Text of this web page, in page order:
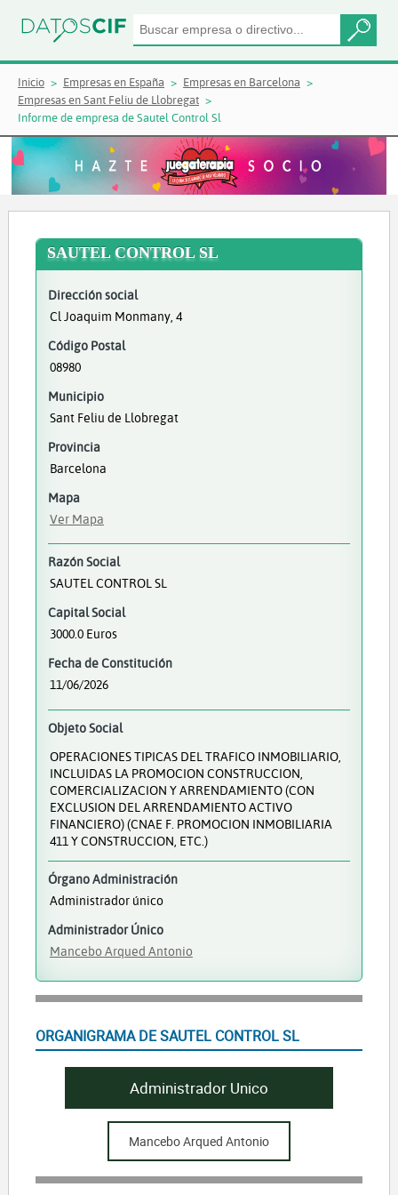
Inicio Empresas en España
Empresas en Barcelona
Empresas en Sant Feliu de Llobregat
Informe de empresa de Sautel Control Sl
SAUTEL CONTROL SL
Dirección social
Cl Joaquim Monmany, 4
Código Postal
08980
Municipio
Sant Feliu de Llobregat
Provincia
Barcelona
Mapa
Ver Mapa
Razón Social
SAUTEL CONTROL SL
Capital Social
3000.0 Euros
Fecha de Constitución
11/06/2026
Objeto Social
OPERACIONES TIPICAS DEL TRAFICO INMOBILIARIO,
INCLUIDAS LA PROMOCION CONSTRUCCION,
COMERCIALIZACION Y ARRENDAMIENTO (CON
EXCLUSION DEL ARRENDAMIENTO ACTIVO
FINANCIERO) (CNAE F. PROMOCION INMOBILIARIA
411 Y CONSTRUCCION, ETC.)
Órgano Administración
Administrador único
Administrador Único
Mancebo Arqued Antonio
ORGANIGRAMA DE SAUTEL CONTROL SL
Administrador Unico
Mancebo Arqued Antonio